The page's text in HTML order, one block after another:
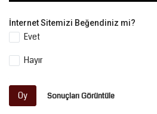
İnternet Sitemizi Beğendiniz mi?
Evet
Hayır
Oy Sonuçları Görüntüle